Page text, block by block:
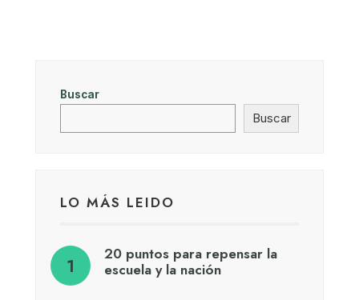
Buscar
Buscar
LO MÁS LEIDO
20 puntos para repensar la
escuela y la nación